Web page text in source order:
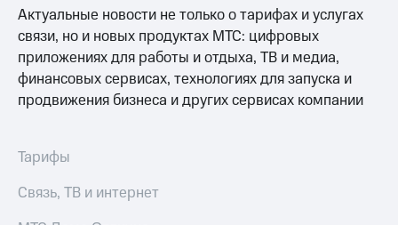
Актуальные новости не только о тарифах и услугах
связи, но и новых продуктах МТС: цифровых
приложениях для работы и отдыха, ТВ и медиа,
финансовых сервисах, технологиях для запуска и
продвижения бизнеса и других сервисах компании
Тарифы
Связь, ТВ и интернет